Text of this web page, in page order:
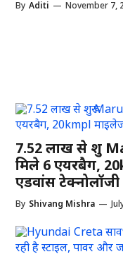
By Aditi — November 7,
7.52 लाख से शुरू
मिले 6 एयरबैग,
एडवांस टेक्नोलॉजी
By Shivang Mishra —